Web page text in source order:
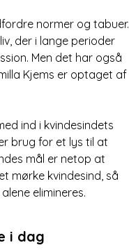
normer og tabuer.
der i lange perioder
Men det har også
Kjems er optaget af
ind i kvindesindets
brug for et lys til at
mål er netop at
mørke kvindesind, så
elimineres.
i dag